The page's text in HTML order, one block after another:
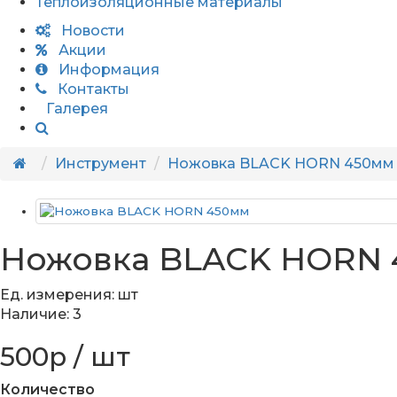
Новости
Акции
Информация
Контакты
Галерея
Инструмент Ножовка BLACK HORN 450мм
Ножовка BLACK
Ед. измерения: шт
Наличие: 3
500р / шт
Количество